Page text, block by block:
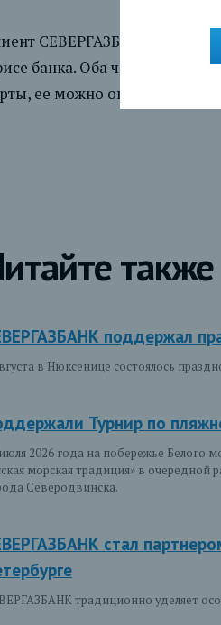
СЕВЕРГАЗБАНКА может
банка. Оба человека
ее можно оперативно
также
поддержал
в Нюксенице состоялось
Турнир по
2026 года на побережье Белого
морская традиция» в
Северодвинска.
стал
традиционно уделяет